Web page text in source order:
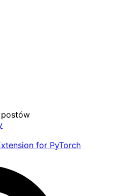
postów
for PyTorch